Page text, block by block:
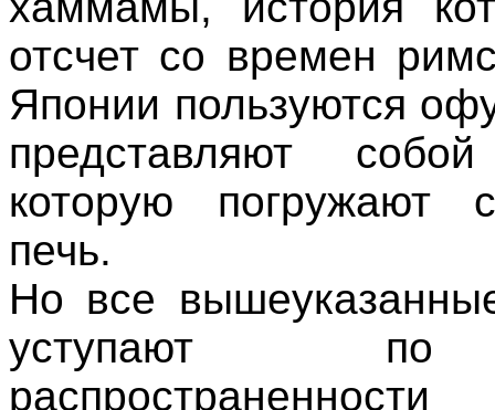
отсчет со времен
Японии пользуются
представляют
которую погружают
печь.
Но все
уступают